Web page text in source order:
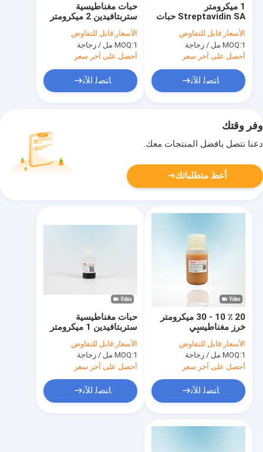
حبات مغناطيسية
ستربتافيدين 2 ميكرومتر
/ مل 10 مل
الأسعار:قابل للتفاوض
MOQ:1 مل / زجاجة
أحصل على آخر سعر
ﺎﺘﺼﻟ ﺍﻶﻧ
1 ميكرومتر
Streptavidin SA حبات
مغناطيسية لفرز الخلايا ،
/ مل 100 مل
الأسعار:قابل للتفاوض
MOQ:1 مل / زجاجة
أحصل على آخر سعر
ﺎﺘﺼﻟ ﺍﻶﻧ
وفر وقتك
دعنا نتصل بأفضل المنتجات معك.
أعط متطلباتك
حبات مغناطيسية
ستربتافيدين 1 ميكرومتر
لالتقاط مسبار فرز الخلايا
اللمعان الكيميائي
الأسعار:قابل للتفاوض
MOQ:1 مل / زجاجة
أحصل على آخر سعر
ﺎﺘﺼﻟ ﺍﻶﻧ
20 ٪ 10 - 30 ميكرومتر
خرز مغناطيسي
ستربتافيدين أغروس ل
Biotinylated IgG 50
ML
الأسعار:قابل للتفاوض
MOQ:1 مل / زجاجة
أحصل على آخر سعر
ﺎﺘﺼﻟ ﺍﻶﻧ